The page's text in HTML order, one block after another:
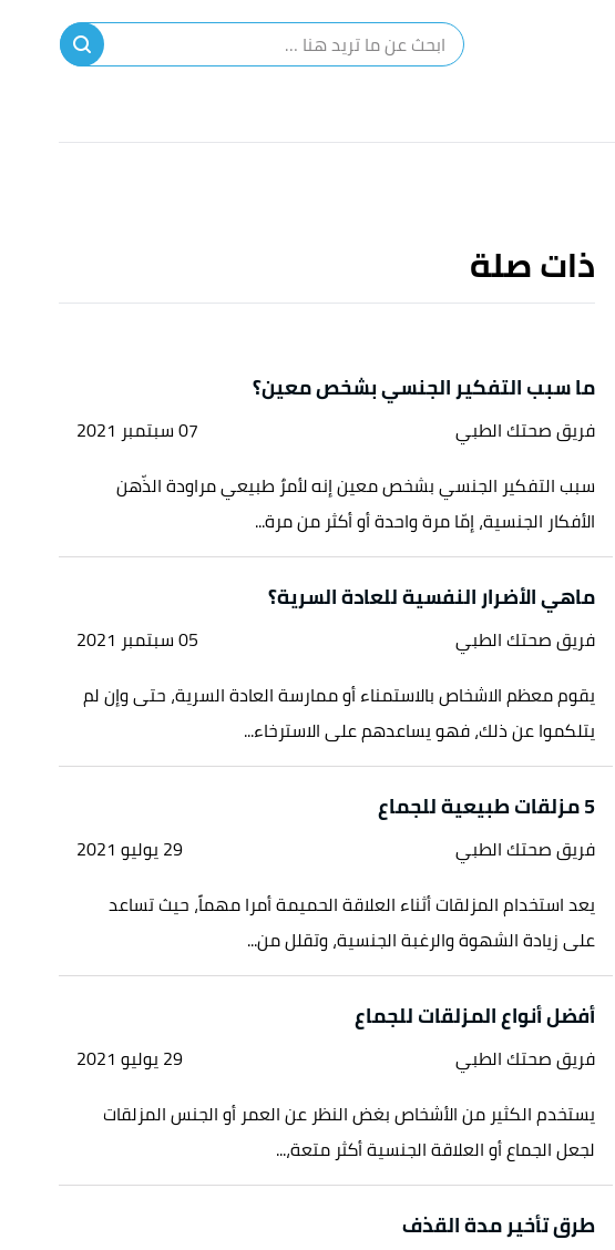
ذات صلة
ما سبب التفكير الجنسي بشخص معين؟
فريق صحتك الطبي
07 سبتمبر 2021
سبب التفكير الجنسي بشخص معين إنه لأمرٌ طبيعي مراودة الذّهن
الأفكار الجنسية، إمّا مرة واحدة أو أكثر من مرة...
ماهي الأضرار النفسية للعادة السرية؟
فريق صحتك الطبي
05 سبتمبر 2021
يقوم معظم الاشخاص بالاستمناء أو ممارسة العادة السرية، حتى وإن لم
يتلكموا عن ذلك، فهو يساعدهم على الاسترخاء...
5 مزلقات طبيعية للجماع
فريق صحتك الطبي
29 يوليو 2021
يعد استخدام المزلقات أثناء العلاقة الحميمة أمرا مهماً، حيث تساعد
على زيادة الشهوة والرغبة الجنسية، وتقلل من...
أفضل أنواع المزلقات للجماع
فريق صحتك الطبي
29 يوليو 2021
يستخدم الكثير من الأشخاص بغض النظر عن العمر أو الجنس المزلقات
لجعل الجماع أو العلاقة الجنسية أكثر متعة،...
طرق تأخير مدة القذف